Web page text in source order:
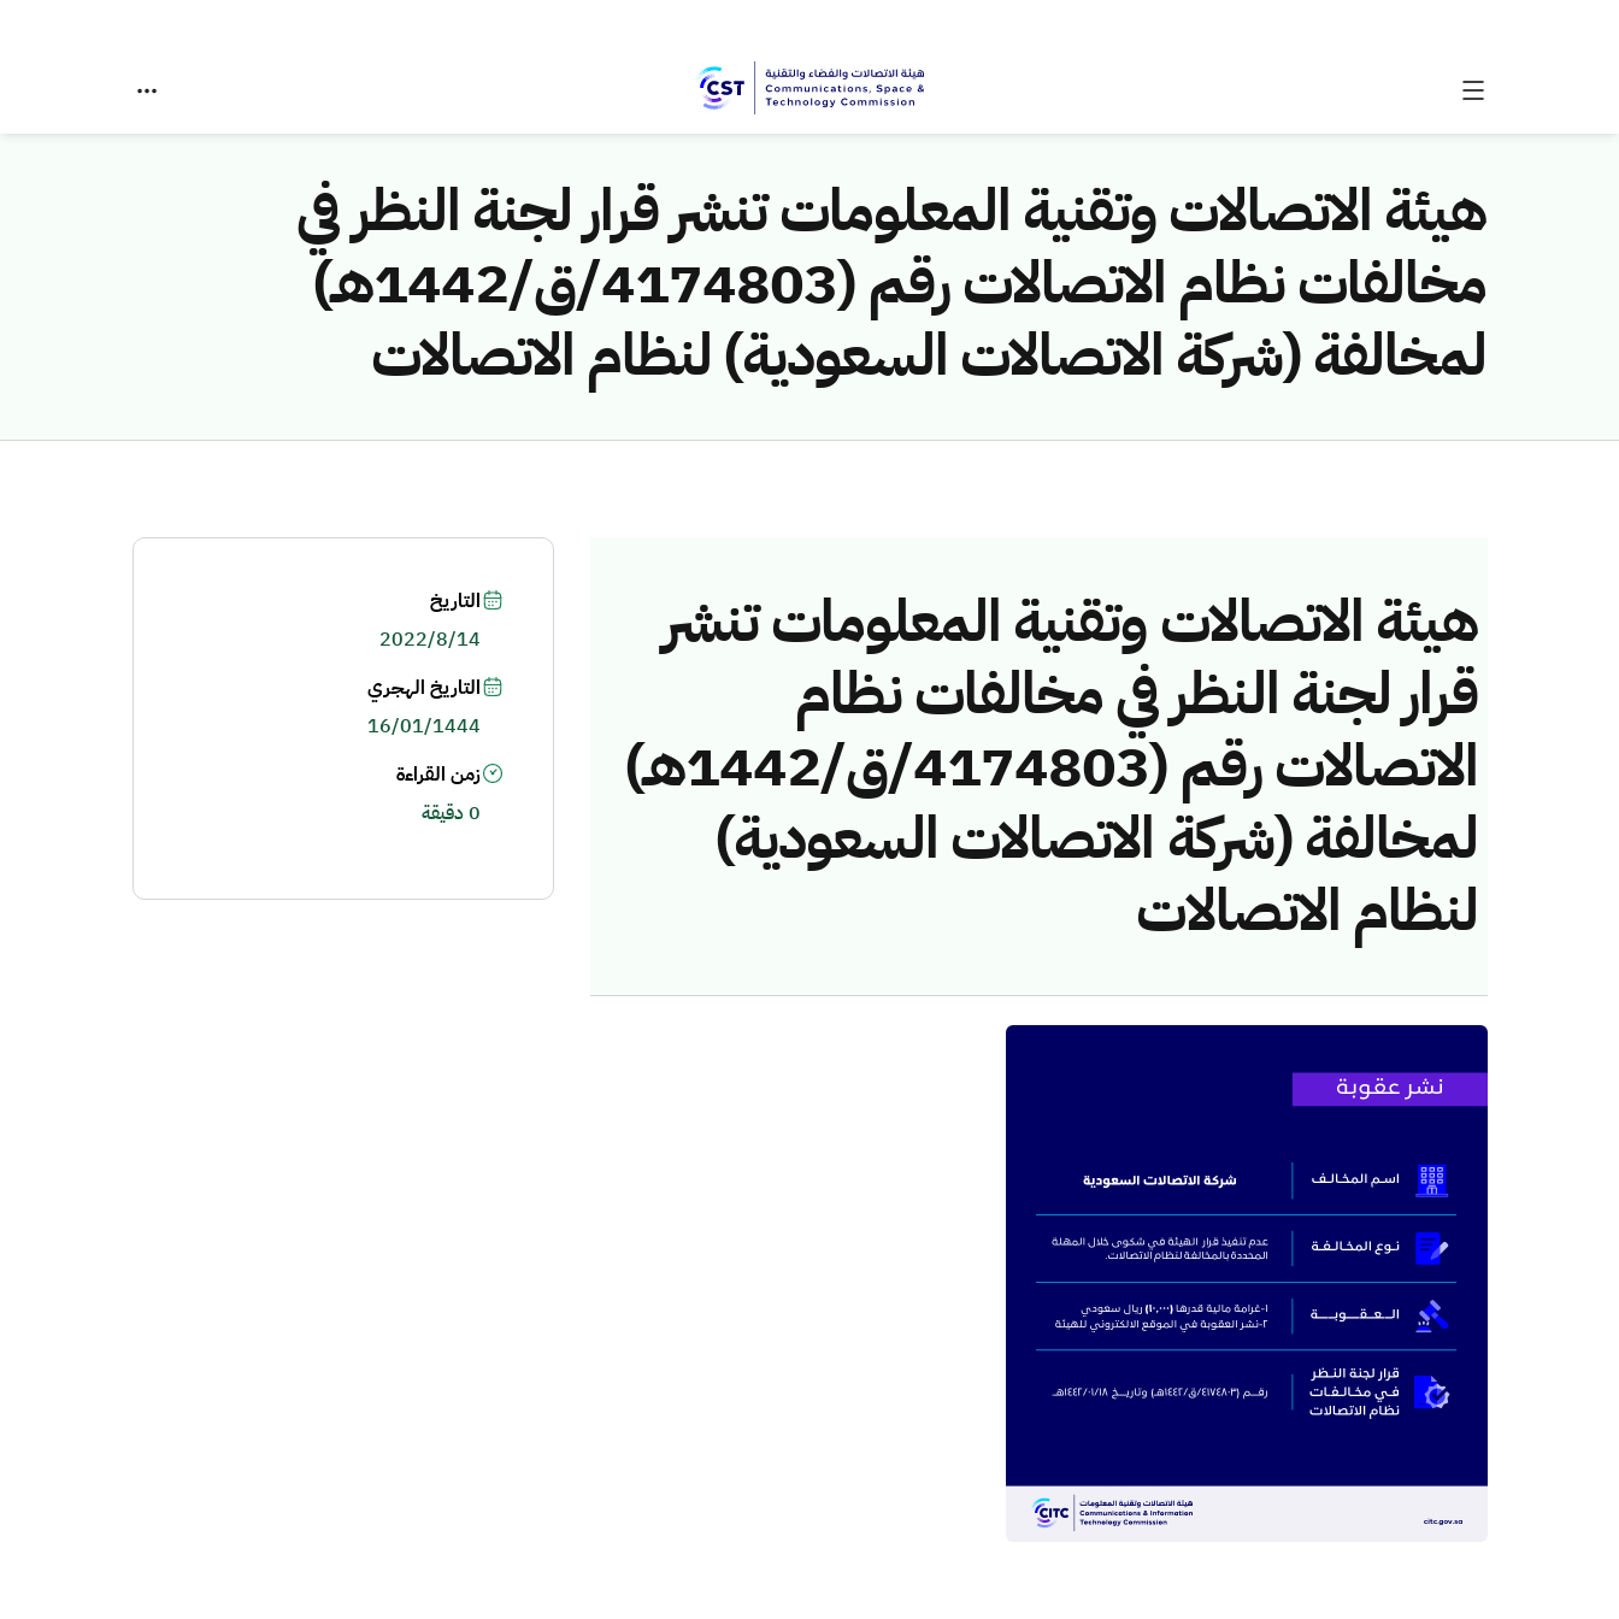
هيئة الاتصالات وتقنية المعلومات تنشر قرار لجنة النظر في
مخالفات نظام الاتصالات رقم (4174803/ق/1442هـ)
لمخالفة (شركة الاتصالات السعودية) لنظام الاتصالات
هيئة الاتصالات وتقنية المعلومات تنشر
قرار لجنة النظر في مخالفات نظام
الاتصالات رقم (4174803/ق/1442هـ)
لمخالفة (شركة الاتصالات السعودية)
لنظام الاتصالات
التاريخ
2022/8/14
التاريخ الهجري
16/01/1444
زمن القراءة
0 دقيقة